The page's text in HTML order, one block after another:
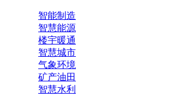
智能制造
智慧能源
楼宇暖通
智慧城市
气象环境
矿产油田
智慧水利